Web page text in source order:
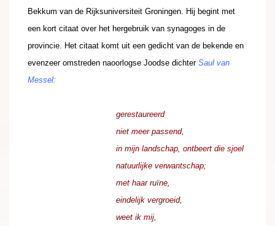
Bekkum van de Rijksuniversiteit Groningen. Hij begint met
een kort citaat over het hergebruik van synagoges in de
provincie. Het citaat komt uit een gedicht van de bekende en
evenzeer omstreden naoorlogse Joodse dichter Saul van
Messel:
gerestaureerd
niet meer passend,
in mijn landschap, ontbeert die sjoel
natuurlijke verwantschap;
met haar ruïne,
eindelijk vergroeid,
weet ik mij,